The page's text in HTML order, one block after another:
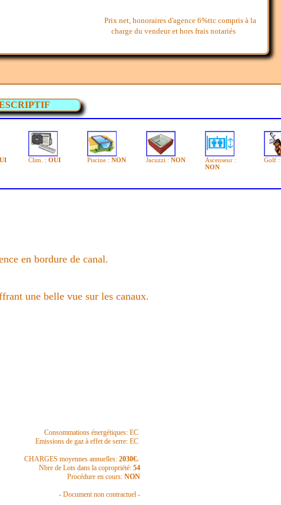
Prix net, honoraires d'agence 6%ttc compris à la
charge du vendeur et hors frais notariés
Clim. : OUI Piscine : NON Jacuzzi : NON
Ascenseur :
NON
Golf :
en bordure de canal.
une belle vue sur les canaux.
Consommations énergétiques: EC
Emissions de gaz à effet de serre: EC
CHARGES moyennes annuelles: 2030€.
Nbre de Lots dans la copropriété: 54
Procédure en cours: NON
- Document non contractuel -